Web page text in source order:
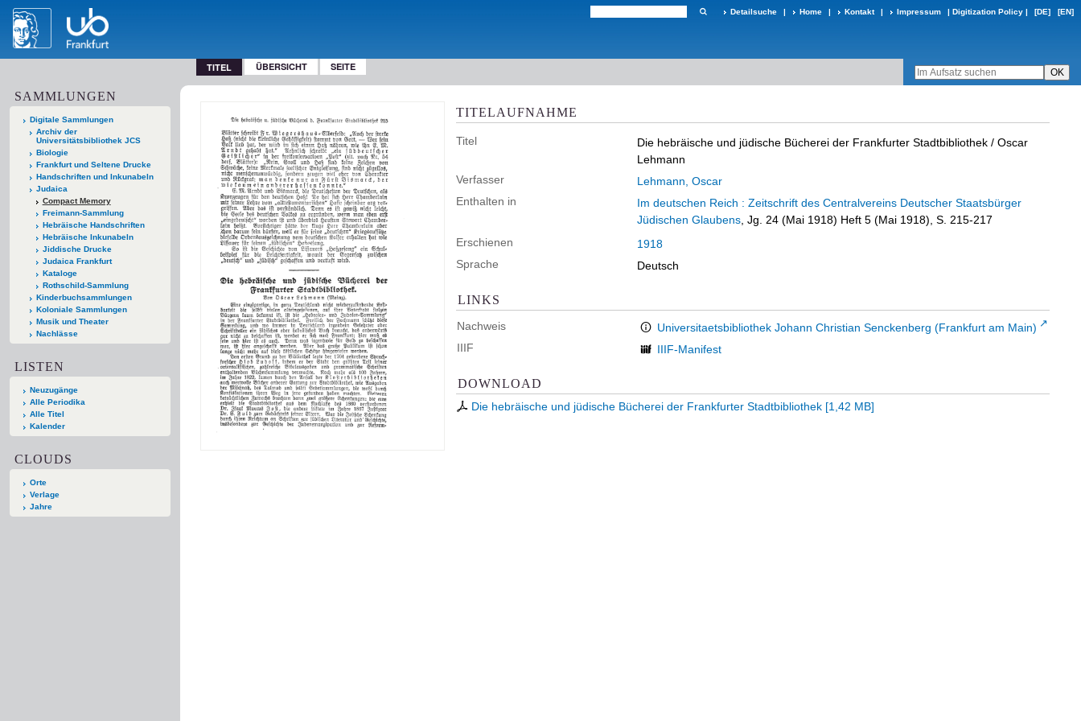
Detailsuche | Home | Kontakt | Impressum | Digitization Policy | [DE] [EN]
TITEL ÜBERSICHT SEITE
SAMMLUNGEN
Digitale Sammlungen
Archiv der
Universitätsbibliothek JCS
Biologie
Frankfurt und Seltene Drucke
Handschriften und Inkunabeln
Judaica
Compact Memory
Freimann-Sammlung
Hebräische Handschriften
Hebräische Inkunabeln
Jiddische Drucke
Judaica Frankfurt
Kataloge
Rothschild-Sammlung
Kinderbuchsammlungen
Koloniale Sammlungen
Musik und Theater
Nachlässe
LISTEN
Neuzugänge
Alle Periodika
Alle Titel
Kalender
CLOUDS
Orte
Verlage
Jahre
TITELAUFNAHME
Titel Die hebräische und jüdische Bücherei der Frankfurter Stadtbibliothek / Oscar
Lehmann
Verfasser
Lehmann, Oscar
Enthalten in
Im deutschen Reich : Zeitschrift des Centralvereins Deutscher Staatsbürger
Jüdischen Glaubens , Jg. 24 (Mai 1918) Heft 5 (Mai 1918), S. 215-217
Erschienen
1918
Sprache
Deutsch
LINKS
Nachweis
Universitaetsbibliothek Johann Christian Senckenberg (Frankfurt am Main)
IIIF
IIIF-Manifest
DOWNLOAD
Die hebräische und jüdische Bücherei der Frankfurter Stadtbibliothek [1,42 MB]